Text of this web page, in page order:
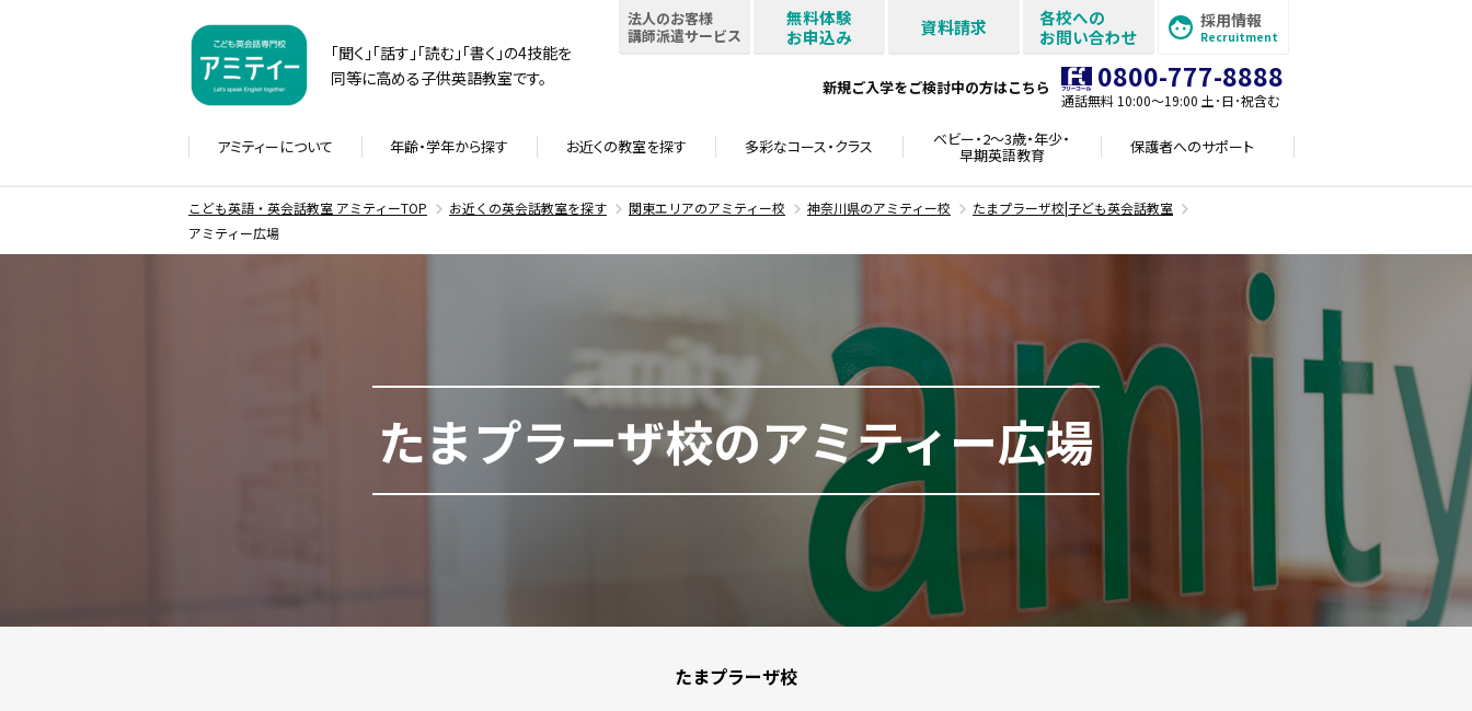
「聞く」「話す」「読む」「書く」の4技能を
同等に高める子供英語教室です。
法人のお客様
講師派遣サービス
無料体験
お申込み
資料請求
各校への
お問い合わせ
採用情報
Recruitment
新規ご入学をご検討中の方はこちら 0800-777-8888
通話無料 10:00〜19:00 土･日･祝含む
アミティーについて 年齢・学年から探す お近くの教室を探す 多彩なコース・クラス ベビー・2～3歳・年少・
早期英語教育 保護者へのサポート
こども英語・英会話教室 アミティーTOP お近くの英会話教室を探す 関東エリアのアミティー校 神奈川県のアミティー校
たまプラーザ校|子ども英会話教室
アミティー広場
たまプラーザ校のアミティー広場
たまプラーザ校